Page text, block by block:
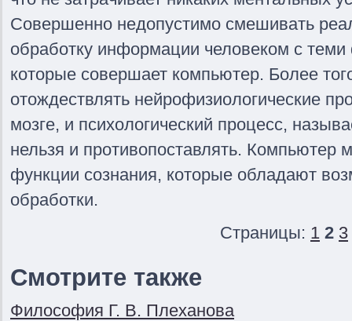
Совершенно недопустимо смешивать
обработку информации человеком с
которые совершает компьютер. Более
отождествлять нейрофизиологические
мозге, и психологический процесс,
нельзя и противопоставлять. Компьютер
функции сознания, которые обладают
обработки.
Страницы: 1 2 3
Смотрите также
Философия Г. В. Плеханова